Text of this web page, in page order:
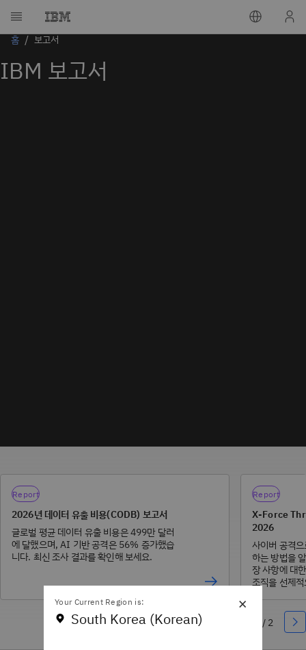
홈 보고서
IBM 보고서
Report
2026년 데이터 유출 비용(CODB) 보고서
글로벌 평균 데이터 유출 비용은 499만 달러
에 달했으며, AI 기반 공격은 56% 증가했습
니다. 최신 조사 결과를 확인해 보세요.
Report
X-Force
2026
사이버 공격
하는 방법을
장 사항에 대
조직을 선제
×
Your Current Region is:
South Korea (Korean)